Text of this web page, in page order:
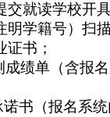
交就读学校开
明学籍号）扫
书；
成绩单（含报
书（报名系